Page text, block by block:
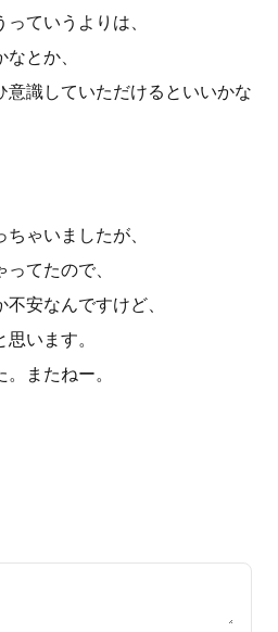
ていうよりは、
とか、
意識していただけるといいかな
ゃいましたが、
てたので、
安なんですけど、
います。
またねー。